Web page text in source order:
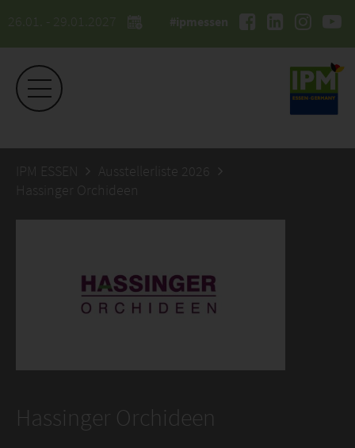
26.01. - 29.01.2027 #ipmessen
IPM ESSEN
Ausstellerliste 2026
Hassinger Orchideen
Hassinger Orchideen